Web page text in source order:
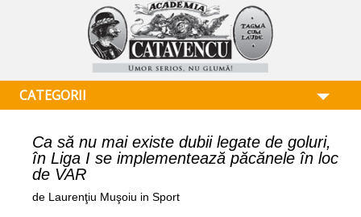
CATEGORII
Ca să nu mai existe dubii legate de goluri,
în Liga I se implementează păcănele în loc
de VAR
de Laurenţiu Muşoiu in Sport